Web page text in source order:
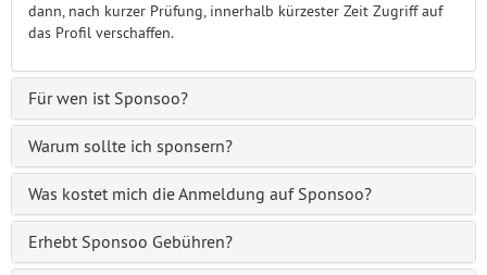
dann, nach kurzer Prüfung, innerhalb kürzester Zeit Zugriff auf
das Profil verschaffen.
Für wen ist Sponsoo?
Warum sollte ich sponsern?
Was kostet mich die Anmeldung auf Sponsoo?
Erhebt Sponsoo Gebühren?